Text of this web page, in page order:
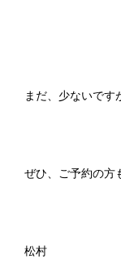
まだ、少ないです
ぜひ、ご予約の方
松村